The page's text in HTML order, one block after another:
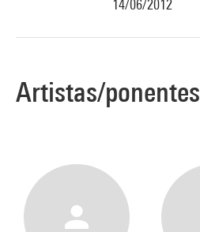
14/06/2012
Artistas/ponentes